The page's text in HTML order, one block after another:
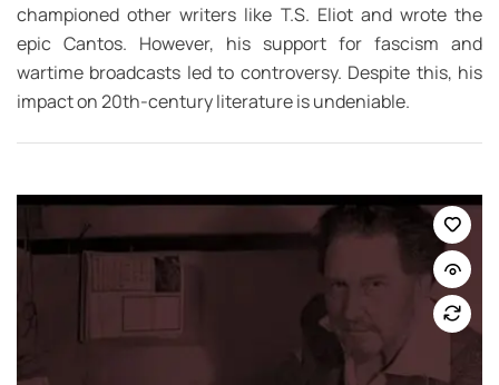
championed other writers like T.S. Eliot and wrote the
epic Cantos. However, his support for fascism and
wartime broadcasts led to controversy. Despite this, his
impact on 20th-century literature is undeniable.